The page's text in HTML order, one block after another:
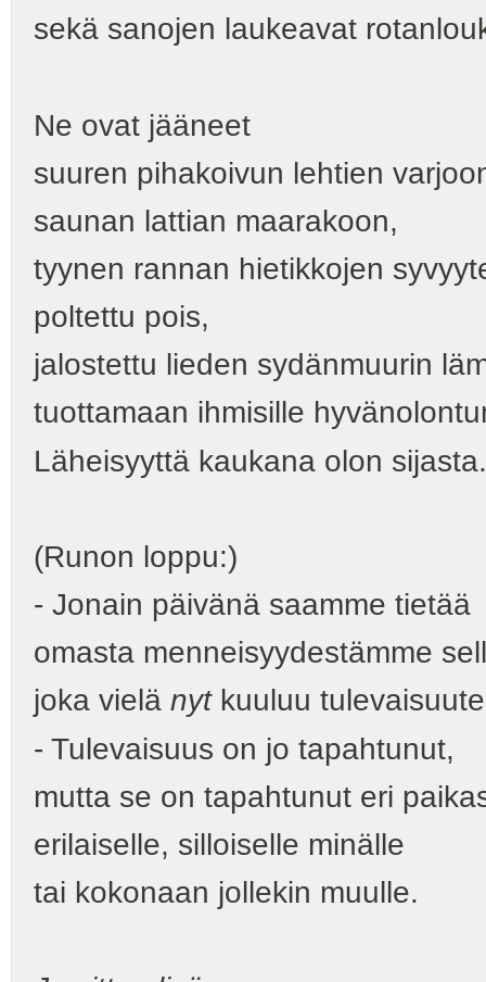
sekä sanojen laukeavat
Ne ovat jääneet
suuren pihakoivun lehtien
saunan lattian maarakoon,
tyynen rannan hietikkojen
poltettu pois,
jalostettu lieden sydänmuurin
tuottamaan ihmisille
Läheisyyttä kaukana olon sijasta.
(Runon loppu:)
- Jonain päivänä saamme tietää
omasta menneisyydestämme
joka vielä nytkuuluu
- Tulevaisuus on jo tapahtunut,
mutta se on tapahtunut eri
erilaiselle, silloiselle minälle
tai kokonaan jollekin muulle.